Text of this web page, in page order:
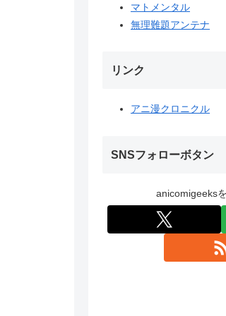
マトメンタル
無理難題アンテナ
リンク
アニ漫クロニクル
SNSフォローボタン
anicomigeeks